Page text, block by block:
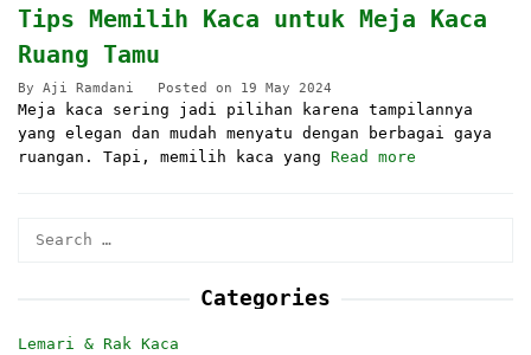
Tips Memilih Kaca untuk Meja Kaca
Ruang Tamu
By Aji Ramdani Posted on 19 May 2024
Meja kaca sering jadi pilihan karena tampilannya
yang elegan dan mudah menyatu dengan berbagai gaya
ruangan. Tapi, memilih kaca yang Read more
Categories
Lemari & Rak Kaca